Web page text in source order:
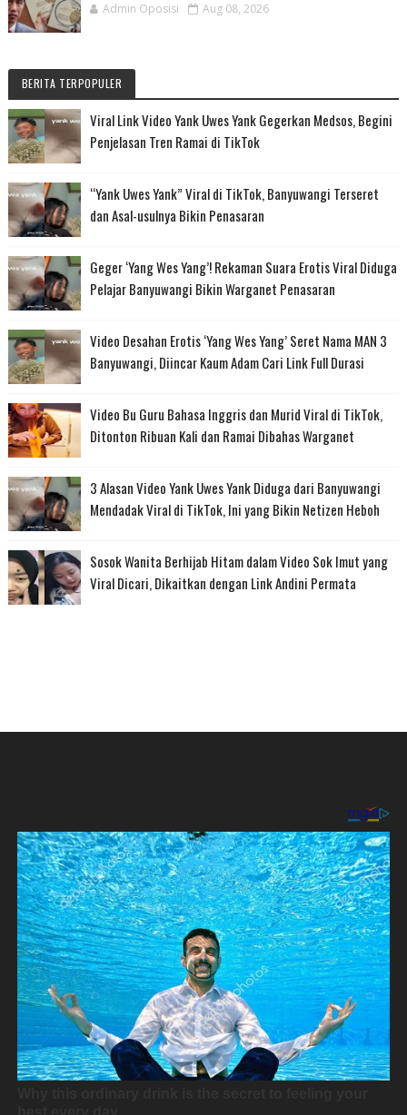
Admin Oposisi Aug 08, 2026
BERITA TERPOPULER
Viral Link Video Yank Uwes Yank Gegerkan Medsos, Begini
Penjelasan Tren Ramai di TikTok
“Yank Uwes Yank” Viral di TikTok, Banyuwangi Terseret
dan Asal-usulnya Bikin Penasaran
Geger ‘Yang Wes Yang’! Rekaman Suara Erotis Viral Diduga
Pelajar Banyuwangi Bikin Warganet Penasaran
Video Desahan Erotis ‘Yang Wes Yang’ Seret Nama MAN 3
Banyuwangi, Diincar Kaum Adam Cari Link Full Durasi
Video Bu Guru Bahasa Inggris dan Murid Viral di TikTok,
Ditonton Ribuan Kali dan Ramai Dibahas Warganet
3 Alasan Video Yank Uwes Yank Diduga dari Banyuwangi
Mendadak Viral di TikTok, Ini yang Bikin Netizen Heboh
Sosok Wanita Berhijab Hitam dalam Video Sok Imut yang
Viral Dicari, Dikaitkan dengan Link Andini Permata